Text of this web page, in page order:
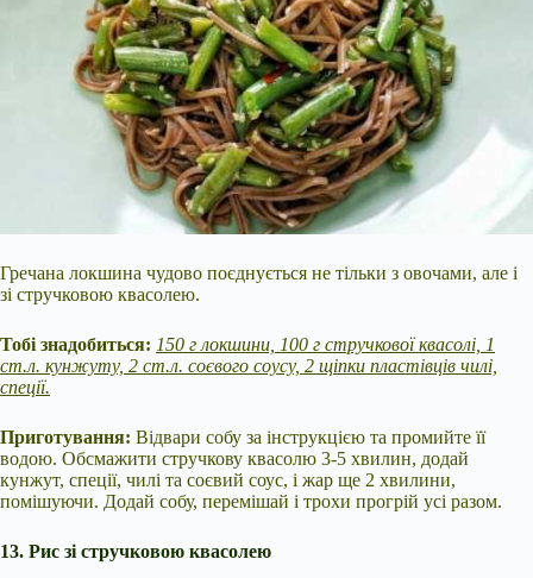
Гречана локшина чудово поєднується не тільки з овочами, але і
зі стручковою квасолею.
Тобі знадобиться: 150 г локшини, 100 г стручкової квасолі, 1
ст.л. кунжуту, 2 ст.л. соєвого соусу, 2 щіпки пластівців чилі,
спеції.
Приготування: Відвари собу за інструкцією та промийте її
водою. Обсмажити стручкову квасолю 3-5 хвилин, додай
кунжут, спеції, чилі та соєвий соус, і жар ще 2 хвилини,
помішуючи. Додай собу, перемішай і трохи прогрій усі разом.
13. Рис зі стручковою квасолею